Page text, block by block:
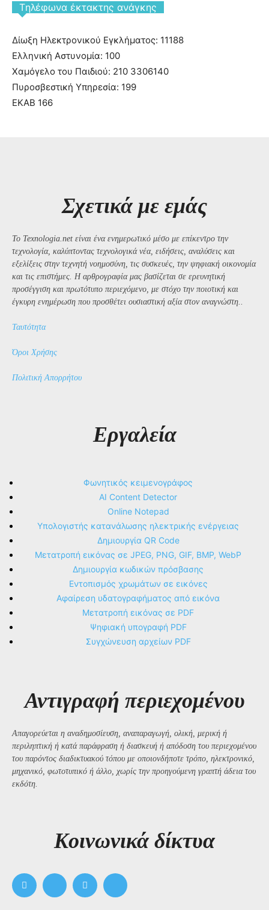
Tηλέφωνα έκτακτης ανάγκης
Δίωξη Ηλεκτρονικού Εγκλήματος: 11188
Ελληνική Αστυνομία: 100
Χαμόγελο του Παιδιού: 210 3306140
Πυροσβεστική Υπηρεσία: 199
ΕΚΑΒ 166
Σχετικά με εμάς
Το Texnologia.net είναι ένα ενημερωτικό μέσο με επίκεντρο την
τεχνολογία, καλύπτοντας τεχνολογικά νέα, ειδήσεις, αναλύσεις και
εξελίξεις στην τεχνητή νοημοσύνη, τις συσκευές, την ψηφιακή οικονομία
και τις επιστήμες. Η αρθρογραφία μας βασίζεται σε ερευνητική
προσέγγιση και πρωτότυπο περιεχόμενο, με στόχο την ποιοτική και
έγκυρη ενημέρωση που προσθέτει ουσιαστική αξία στον αναγνώστη..
Ταυτότητα
Όροι Χρήσης
Πολιτική Απορρήτου
Εργαλεία
Φωνητικός κειμενογράφος
AI Content Detector
Online Notepad
Υπολογιστής κατανάλωσης ηλεκτρικής ενέργειας
Δημιουργία QR Code
Μετατροπή εικόνας σε JPEG, PNG, GIF, BMP, WebP
Δημιουργία κωδικών πρόσβασης
Εντοπισμός χρωμάτων σε εικόνες
Αφαίρεση υδατογραφήματος από εικόνα
Μετατροπή εικόνας σε PDF
Ψηφιακή υπογραφή PDF
Συγχώνευση αρχείων PDF
Αντιγραφή περιεχομένου
Απαγορεύεται η αναδημοσίευση, αναπαραγωγή, ολική, μερική ή
περιληπτική ή κατά παράφραση ή διασκευή ή απόδοση του περιεχομένου
του παρόντος διαδικτυακού τόπου με οποιονδήποτε τρόπο, ηλεκτρονικό,
μηχανικό, φωτοτυπικό ή άλλο, χωρίς την προηγούμενη γραπτή άδεια του
εκδότη.
Kοινωνικά δίκτυα